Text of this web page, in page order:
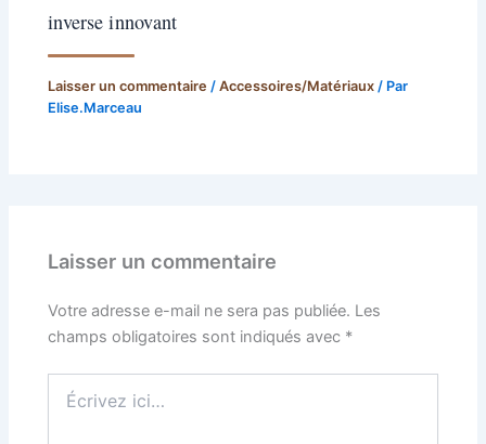
inverse innovant
Laisser un commentaire /Accessoires/Matériaux / Par
Elise.Marceau
Laisser un commentaire
Votre adresse e-mail ne sera pas publiée. Les
champs obligatoires sont indiqués avec *
ici…